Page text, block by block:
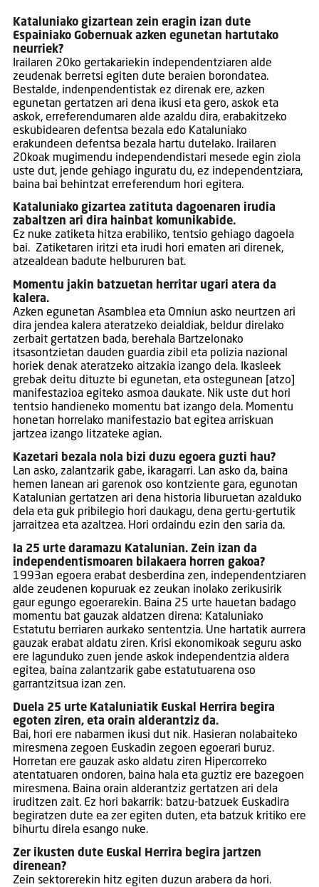
Kataluniako gizartean zein eragin izan dute
Espainiako Gobernuak azken egunetan hartutako
neurriek?
Irailaren 20ko gertakariekin independentziaren alde
zeudenak berretsi egiten dute beraien borondatea.
Bestalde, indenpendentistak ez direnak ere, azken
egunetan gertatzen ari dena ikusi eta gero, askok eta
askok, erreferendumaren alde azaldu dira, erabakitzeko
eskubidearen defentsa bezala edo Kataluniako
erakundeen defentsa bezala hartu dutelako. Irailaren
20koak mugimendu independendistari mesede egin ziola
uste dut, jende gehiago inguratu du, ez independentziara,
baina bai behintzat erreferendum hori egitera.
Kataluniako gizartea zatituta dagoenaren irudia
zabaltzen ari dira hainbat komunikabide.
Ez nuke zatiketa hitza erabiliko, tentsio gehiago dagoela
bai. Zatiketaren iritzi eta irudi hori ematen ari direnek,
atzealdean badute helbururen bat.
Momentu jakin batzuetan herritar ugari atera da
kalera.
Azken egunetan Asamblea eta Omniun asko neurtzen ari
dira jendea kalera ateratzeko deialdiak, beldur direlako
zerbait gertatzen bada, berehala Bartzelonako
itsasontzietan dauden guardia zibil eta polizia nazional
horiek denak ateratzeko aitzakia izango dela. Ikasleek
grebak deitu dituzte bi egunetan, eta ostegunean [atzo]
manifestazioa egiteko asmoa daukate. Nik uste dut hori
tentsio handieneko momentu bat izango dela. Momentu
honetan horrelako manifestazio bat egitea arriskuan
jartzea izango litzateke agian.
Kazetari bezala nola bizi duzu egoera guzti hau?
Lan asko, zalantzarik gabe, ikaragarri. Lan asko da, baina
hemen lanean ari garenok oso kontziente gara, egunotan
Katalunian gertatzen ari dena historia liburuetan azalduko
dela eta guk pribilegio hori daukagu, dena gertu-gertutik
jarraitzea eta azaltzea. Hori ordaindu ezin den saria da.
Ia 25 urte daramazu Katalunian. Zein izan da
independentismoaren bilakaera horren gakoa?
1993an egoera erabat desberdina zen, independentziaren
alde zeudenen kopuruak ez zeukan inolako zerikusirik
gaur egungo egoerarekin. Baina 25 urte hauetan badago
momentu bat gauzak aldatzen direna: Kataluniako
Estatutu berriaren aurkako sententzia. Une hartatik aurrera
gauzak erabat aldatu ziren. Krisi ekonomikoak seguru asko
ere lagunduko zuen jende askok independentzia aldera
egitea, baina zalantzarik gabe estatutuarena oso
garrantzitsua izan zen.
Duela 25 urte Kataluniatik Euskal Herrira begira
egoten ziren, eta orain alderantziz da.
Bai, hori ere nabarmen ikusi dut nik. Hasieran nolabaiteko
miresmena zegoen Euskadin zegoen egoerari buruz.
Horretan ere gauzak asko aldatu ziren Hipercorreko
atentatuaren ondoren, baina hala eta guztiz ere bazegoen
miresmena. Baina orain alderantziz gertatzen ari dela
iruditzen zait. Ez hori bakarrik: batzu-batzuek Euskadira
begiratzen dute ea zer egiten duten, eta batzuk kritiko ere
bihurtu direla esango nuke.
Zer ikusten dute Euskal Herrira begira jartzen
direnean?
Zein sektorerekin hitz egiten duzun arabera da hori.